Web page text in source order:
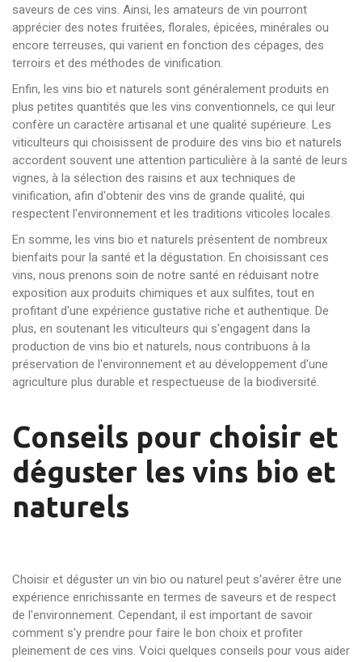
saveurs de ces vins. Ainsi, les amateurs de vin pourront
apprécier des notes fruitées, florales, épicées, minérales ou
encore terreuses, qui varient en fonction des cépages, des
terroirs et des méthodes de vinification.
Enfin, les vins bio et naturels sont généralement produits en
plus petites quantités que les vins conventionnels, ce qui leur
confère un caractère artisanal et une qualité supérieure. Les
viticulteurs qui choisissent de produire des vins bio et naturels
accordent souvent une attention particulière à la santé de leurs
vignes, à la sélection des raisins et aux techniques de
vinification, afin d'obtenir des vins de grande qualité, qui
respectent l'environnement et les traditions viticoles locales.
En somme, les vins bio et naturels présentent de nombreux
bienfaits pour la santé et la dégustation. En choisissant ces
vins, nous prenons soin de notre santé en réduisant notre
exposition aux produits chimiques et aux sulfites, tout en
profitant d'une expérience gustative riche et authentique. De
plus, en soutenant les viticulteurs qui s'engagent dans la
production de vins bio et naturels, nous contribuons à la
préservation de l'environnement et au développement d'une
agriculture plus durable et respectueuse de la biodiversité.
Conseils pour choisir et
déguster les vins bio et
naturels
Choisir et déguster un vin bio ou naturel peut s'avérer être une
expérience enrichissante en termes de saveurs et de respect
de l'environnement. Cependant, il est important de savoir
comment s'y prendre pour faire le bon choix et profiter
pleinement de ces vins. Voici quelques conseils pour vous aider